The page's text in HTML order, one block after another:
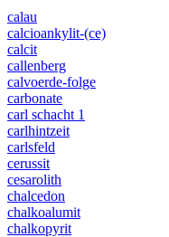
calau
calcioankylit-(ce)
calcit
callenberg
calvoerde-folge
carbonate
carl schacht 1
carlhintzeit
carlsfeld
cerussit
cesarolith
chalcedon
chalkoalumit
chalkopyrit